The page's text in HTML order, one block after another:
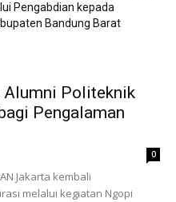
Pengabdian kepada
Bandung Barat
Alumni Politeknik
Pengalaman
0
Jakarta kembali
melalui kegiatan Ngopi